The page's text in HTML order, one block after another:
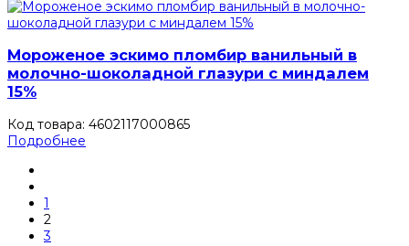
Мороженое эскимо пломбир ванильный в
молочно-шоколадной глазури с миндалем
15%
Код товара: 4602117000865
Подробнее
1
2
3